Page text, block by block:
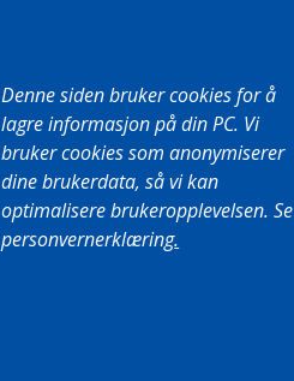
Denne siden bruker cookies for å
lagre informasjon på din PC. Vi
bruker cookies som anonymiserer
dine brukerdata, så vi kan
optimalisere brukeropplevelsen. Se
personvernerklæring.